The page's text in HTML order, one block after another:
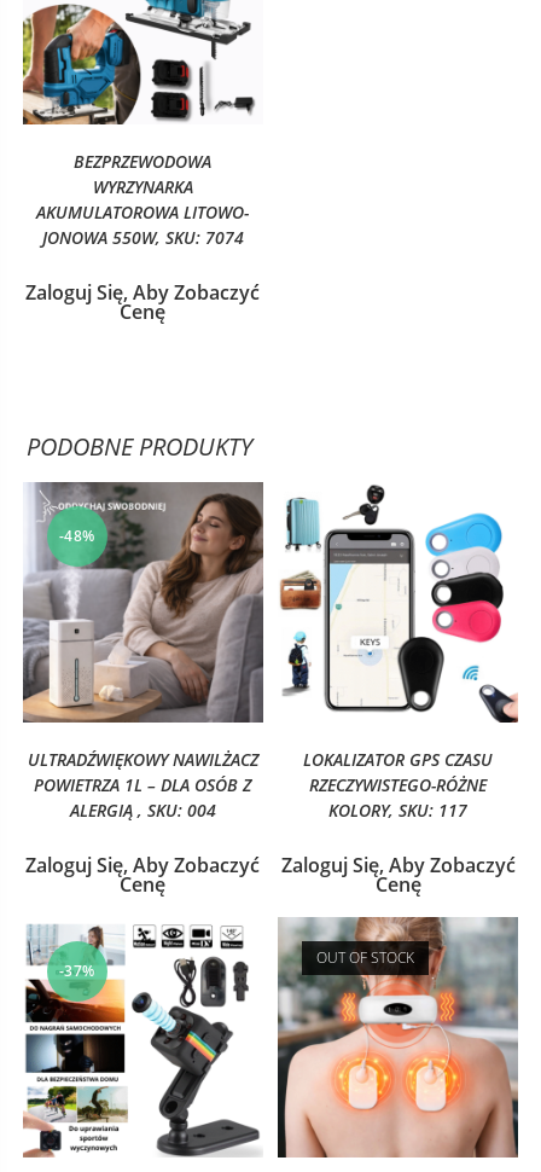
BEZPRZEWODOWA
WYRZYNARKA
AKUMULATOROWA LITOWO-
JONOWA 550W, SKU: 7074
Zaloguj Się, Aby Zobaczyć
Cenę
PODOBNE PRODUKTY
-48%
ULTRADŹWIĘKOWY NAWILŻACZ
POWIETRZA 1L – DLA OSÓB Z
ALERGIĄ , SKU: 004
Zaloguj Się, Aby Zobaczyć
Cenę
LOKALIZATOR GPS CZASU
RZECZYWISTEGO-RÓŻNE
KOLORY, SKU: 117
Zaloguj Się, Aby Zobaczyć
Cenę
-37%
OUT OF STOCK